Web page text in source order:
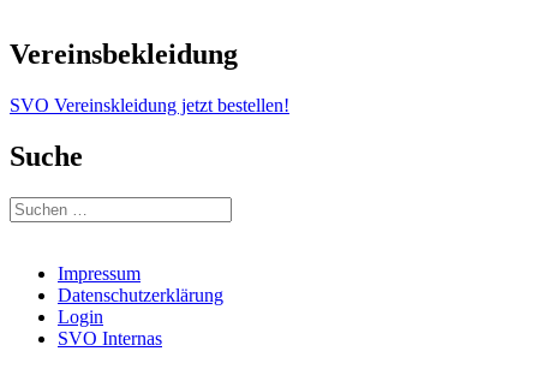
Vereinsbekleidung
SVO Vereinskleidung jetzt bestellen!
Suche
Suchen
nach:
Impressum
Datenschutzerklärung
Login
SVO Internas